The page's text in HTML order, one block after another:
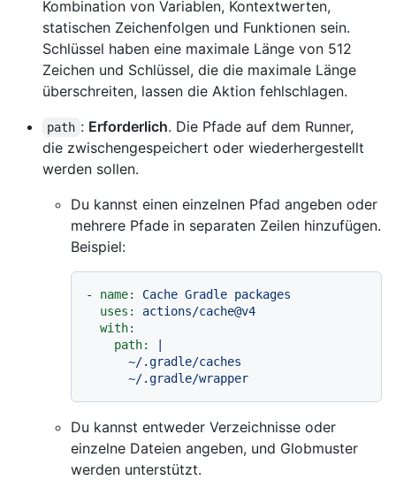
Kombination von Variablen, Kontextwerten,
statischen Zeichenfolgen und Funktionen sein.
Schlüssel haben eine maximale Länge von 512
Zeichen und Schlüssel, die die maximale Länge
überschreiten, lassen die Aktion fehlschlagen.
path : Erforderlich. Die Pfade auf dem Runner,
die zwischengespeichert oder wiederhergestellt
werden sollen.
Du kannst einen einzelnen Pfad angeben oder
mehrere Pfade in separaten Zeilen hinzufügen.
Beispiel:
- name: Cache Gradle packages
uses:
actions/cache@v4
with:
path:
Du kannst entweder Verzeichnisse oder
einzelne Dateien angeben, und Globmuster
werden unterstützt.